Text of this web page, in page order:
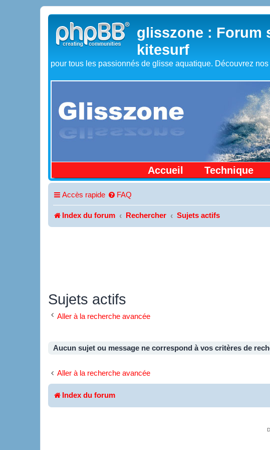
glisszone : Forum
kitesurf
pour tous les passionnés de glisse aquatique. Découvrez
Accueil Technique
Accès rapide FAQ
Index du forum Rechercher Sujets actifs
Sujets actifs
Aller à la recherche avancée
Aucun sujet ou message ne correspond à vos critères de
Aller à la recherche avancée
Index du forum